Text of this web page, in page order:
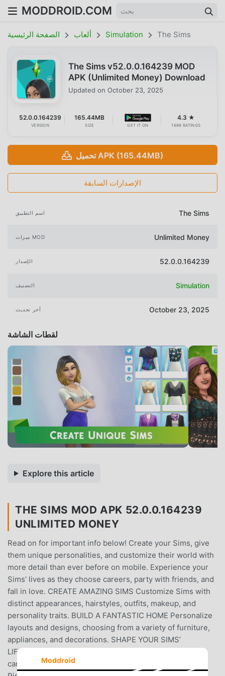
MODDROID.COM
الصفحة الرئيسية ألعاب Simulation The Sims
The Sims v52.0.0.164239 MOD
APK (Unlimited Money) Download
Updated on October 23, 2025
52.0.0.164239
VERSION
165.44MB
SIZE GET IT ON
4.3 ★
1698 RATINGS
تحميل APK (165.44MB)
الإصدارات السابقة
اسم التطبيق The Sims
ميزات MOD Unlimited Money
الإصدار 52.0.0.164239
التصنيف Simulation
آخر تحديث October 23, 2025
لقطات الشاشة
Explore this article
THE SIMS MOD APK 52.0.0.164239
UNLIMITED MONEY
Read on for important info below! Create your Sims, give
them unique personalities, and customize their world with
more detail than ever before on mobile. Experience your
Sims’ lives as they choose careers, party with friends, and
fall in love. CREATE AMAZING SIMS Customize Sims with
distinct appearances, hairstyles, outfits, makeup, and
personality traits. BUILD A FANTASTIC HOME Personalize
layouts and designs, choosing from a variety of furniture,
appliances, and decorations. SHAPE YOUR SIMS’
LIFESTYLE Guide the stories of your Sims’ lives from
careers and hobbies to relationships and families – even
Moddroid